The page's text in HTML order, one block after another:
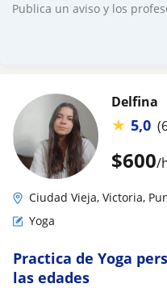
Publica un aviso y los
$600/
Delfina
★ 5,0
Ciudad Vieja, Victoria,
Yoga
Practica de Yoga
las edades